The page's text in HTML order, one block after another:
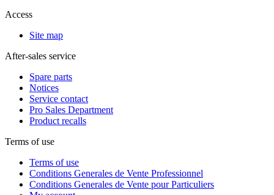
Access
Site map
After-sales service
Spare parts
Notices
Service contact
Pro Sales Department
Product recalls
Terms of use
Terms of use
Conditions Generales de Vente Professionnel
Conditions Generales de Vente pour Particuliers